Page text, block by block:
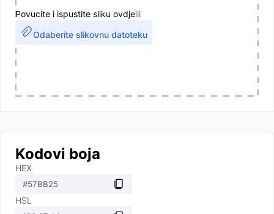
Povucite i ispustite sliku ovdjeili
Odaberite slikovnu datoteku
Kodovi boja
HEX
HSL